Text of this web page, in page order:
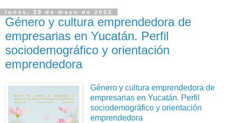
lunes, 29 de mayo de 2023
Género y cultura emprendedora de
empresarias en Yucatán. Perfil
sociodemográfico y orientación
emprendedora
Género y cultura emprendedora de
empresarias en Yucatán. Perfil
sociodemográfico y orientación
emprendedora